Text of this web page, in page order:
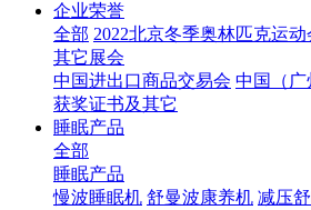
企业荣誉
全部 2022北京冬季奥林匹克运动
其它展会
中国进出口商品交易会 中国（广
获奖证书及其它
睡眠产品
全部
睡眠产品
慢波睡眠机 舒曼波康养机 减压